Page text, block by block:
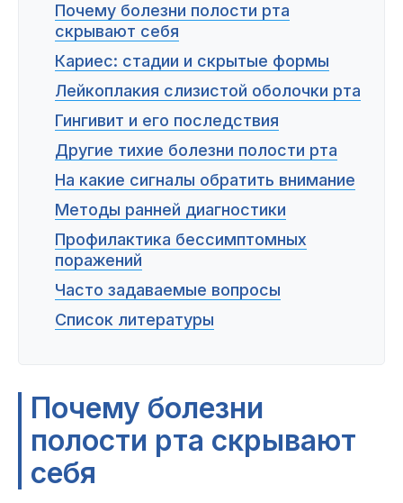
Сотрудники Контакты
Почему болезни полости рта
скрывают себя
Кариес: стадии и скрытые формы
Лейкоплакия слизистой оболочки рта
Гингивит и его последствия
Другие тихие болезни полости рта
На какие сигналы обратить внимание
Методы ранней диагностики
Профилактика бессимптомных
поражений
Часто задаваемые вопросы
Список литературы
Почему болезни
полости рта скрывают
себя